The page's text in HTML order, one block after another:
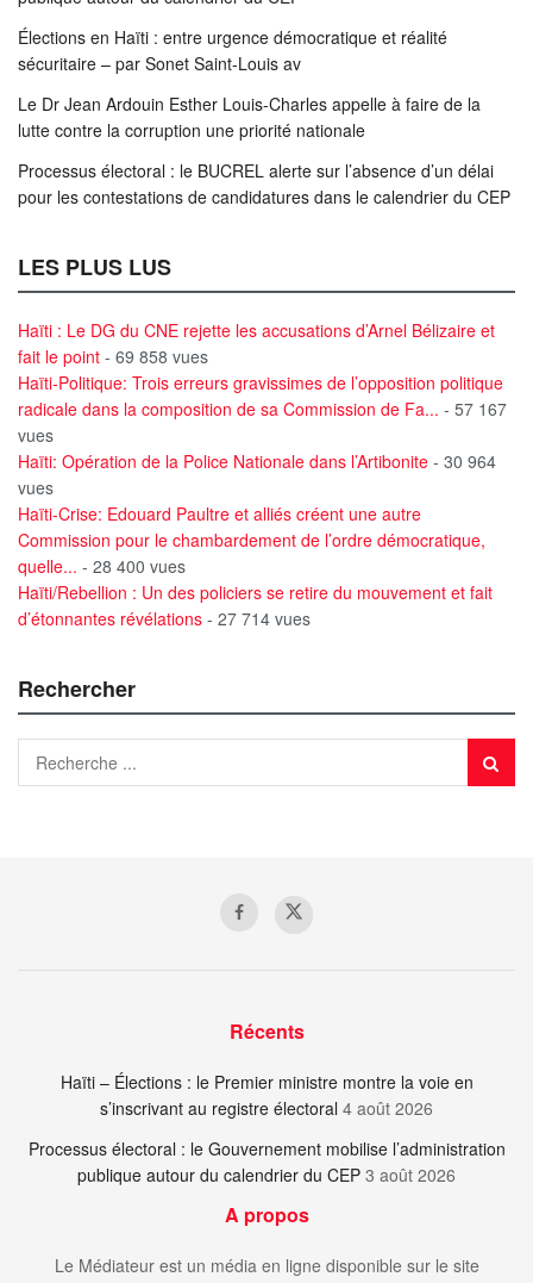
Élections en Haïti : entre urgence démocratique et réalité
sécuritaire – par Sonet Saint-Louis av
Le Dr Jean Ardouin Esther Louis-Charles appelle à faire de la
lutte contre la corruption une priorité nationale
Processus électoral : le BUCREL alerte sur l’absence d’un délai
pour les contestations de candidatures dans le calendrier du CEP
LES PLUS LUS
Haïti : Le DG du CNE rejette les accusations d’Arnel Bélizaire et
fait le point - 69 858 vues
Haïti-Politique: Trois erreurs gravissimes de l’opposition politique
radicale dans la composition de sa Commission de Fa... - 57 167
vues
Haïti: Opération de la Police Nationale dans l’Artibonite - 30 964
vues
Haïti-Crise: Edouard Paultre et alliés créent une autre
Commission pour le chambardement de l’ordre démocratique,
quelle... - 28 400 vues
Haïti/Rebellion : Un des policiers se retire du mouvement et fait
d’étonnantes révélations - 27 714 vues
Rechercher
Récents
Haïti – Élections : le Premier ministre montre la voie en
s’inscrivant au registre électoral 4 août 2026
Processus électoral : le Gouvernement mobilise l’administration
publique autour du calendrier du CEP 3 août 2026
A propos
Le Médiateur est un média en ligne disponible sur le site